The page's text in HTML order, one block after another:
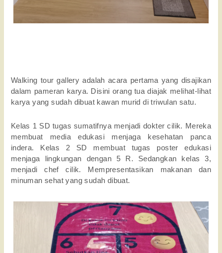
Walking tour gallery adalah acara pertama yang disajikan
dalam pameran karya. Disini orang tua diajak melihat-lihat
karya yang sudah dibuat kawan murid di triwulan satu.
Kelas 1 SD tugas sumatifnya menjadi dokter cilik. Mereka
membuat media edukasi menjaga kesehatan panca
indera. Kelas 2 SD membuat tugas poster edukasi
menjaga lingkungan dengan 5 R. Sedangkan kelas 3,
menjadi chef cilik. Mempresentasikan makanan dan
minuman sehat yang sudah dibuat.